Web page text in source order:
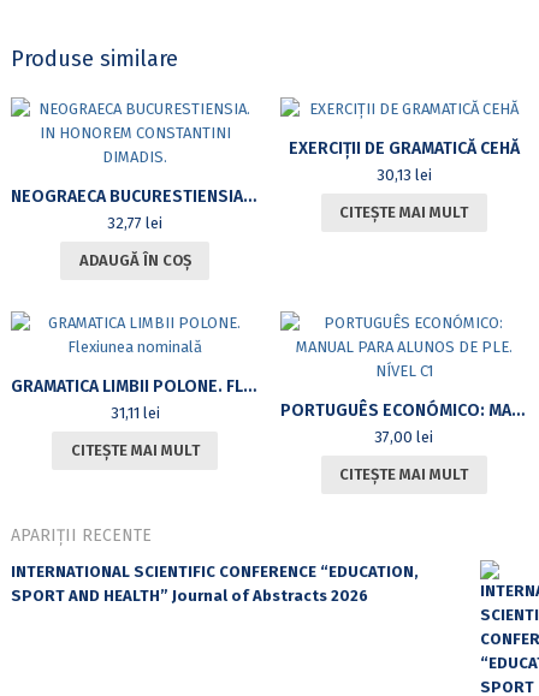
Produse similare
NEOGRAECA BUCURESTIENSIA. IN HONOREM CONSTANTINI DIMADIS.
32,77lei
ADAUGĂ ÎN COȘ
EXERCIȚII DE GRAMATICĂ CEHĂ
30,13 lei
CITEȘTE MAI MULT
GRAMATICA LIMBII POLONE. FLEXIUNEA NOMINALĂ
31,11 lei
CITEȘTE MAI MULT
PORTUGUÊS ECONÓMICO: MANUAL PARA ALUNOS DE PLE. NÍVEL C1
37,00lei
CITEȘTE MAI MULT
APARIȚII RECENTE
INTERNATIONAL SCIENTIFIC CONFERENCE “EDUCATION,
SPORT AND HEALTH” Journal of Abstracts 2026